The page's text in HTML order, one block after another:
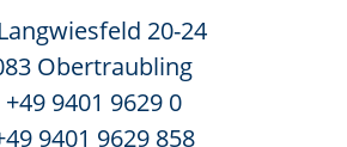
20-24
Obertraubling
+49 9401 9629 0
9401 9629 858